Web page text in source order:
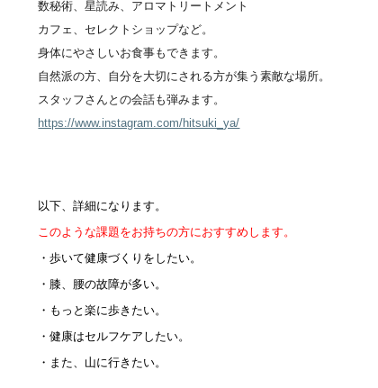
数秘術、星読み、アロマトリートメント
カフェ、セレクトショップなど。
身体にやさしいお食事もできます。
自然派の方、自分を大切にされる方が集う素敵な場所。
スタッフさんとの会話も弾みます。
https://www.instagram.com/hitsuki_ya/
以下、詳細になります。
このような課題をお持ちの方におすすめします。
・歩いて健康づくりをしたい。
・膝、腰の故障が多い。
・もっと楽に歩きたい。
・健康はセルフケアしたい。
・また、山に行きたい。